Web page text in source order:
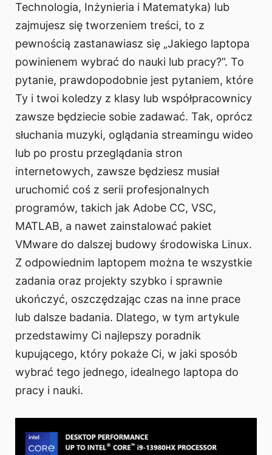
Technologia, Inżynieria i Matematyka) lub
zajmujesz się tworzeniem treści, to z
pewnością zastanawiasz się „Jakiego laptopa
powinienem wybrać do nauki lub pracy?”. To
pytanie, prawdopodobnie jest pytaniem, które
Ty i twoi koledzy z klasy lub współpracownicy
zawsze będziecie sobie zadawać. Tak, oprócz
słuchania muzyki, oglądania streamingu wideo
lub po prostu przeglądania stron
internetowych, zawsze będziesz musiał
uruchomić coś z serii profesjonalnych
programów, takich jak Adobe CC, VSC,
MATLAB, a nawet zainstalować pakiet
VMware do dalszej budowy środowiska Linux.
Z odpowiednim laptopem można te wszystkie
zadania oraz projekty szybko i sprawnie
ukończyć, oszczędzając czas na inne prace
lub dalsze badania. Dlatego, w tym artykule
przedstawimy Ci najlepszy poradnik
kupującego, który pokaże Ci, w jaki sposób
wybrać tego jednego, idealnego laptopa do
pracy i nauki.